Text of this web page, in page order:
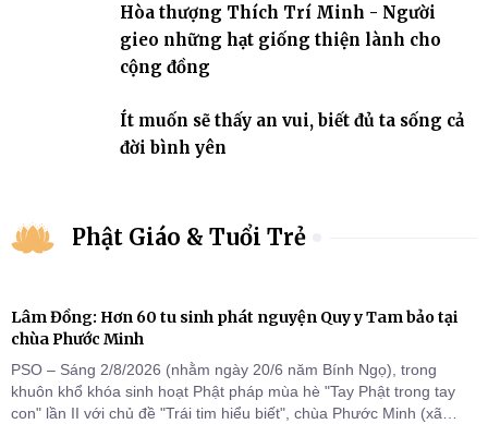
Hòa thượng Thích Trí Minh - Người
gieo những hạt giống thiện lành cho
cộng đồng
Ít muốn sẽ thấy an vui, biết đủ ta sống cả
đời bình yên
Phật Giáo & Tuổi Trẻ
Lâm Đồng: Hơn 60 tu sinh phát nguyện Quy y Tam bảo tại
chùa Phước Minh
PSO – Sáng 2/8/2026 (nhằm ngày 20/6 năm Bính Ngọ), trong
khuôn khổ khóa sinh hoạt Phật pháp mùa hè "Tay Phật trong tay
con" lần II với chủ đề "Trái tim hiểu biết", chùa Phước Minh (xã